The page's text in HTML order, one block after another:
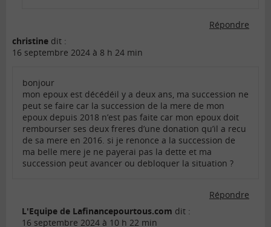
Répondre
christine dit :
16 septembre 2024 à 8 h 24 min
bonjour
mon epoux est décédéil y a deux ans, ma succession ne
peut se faire car la succession de la mere de mon
epoux depuis 2018 n’est pas faite car mon epoux doit
rembourser ses deux freres d’une donation qu’il a recu
de sa mere en 2016. si je renonce a la succession de
ma belle mere je ne payerai pas la dette et ma
succession peut avancer ou debloquer la situation ?
Répondre
L'Equipe de Lafinancepourtous.com dit :
16 septembre 2024 à 10 h 22 min